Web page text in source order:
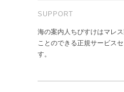
SUPPORT
海の案内人ちびすけはマレ
ことのできる正規サービス
す。